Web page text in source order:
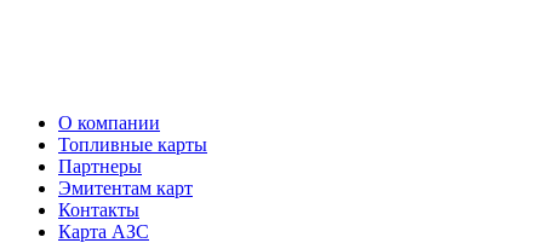
О компании
Топливные карты
Партнеры
Эмитентам карт
Контакты
Карта АЗС